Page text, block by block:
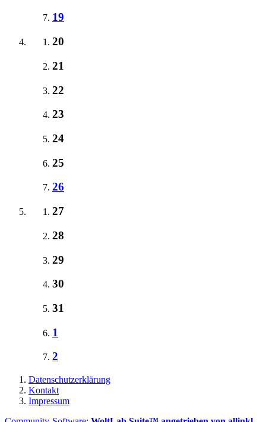
19
20
21
22
23
24
25
26
27
28
29
30
31
1
2
Datenschutzerklärung
Kontakt
Impressum